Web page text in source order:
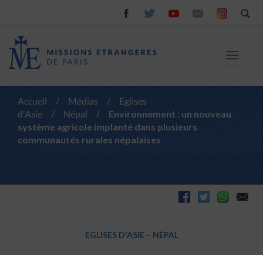
Toggle
Accueil / Médias /
Eglises
d'Asie
/ Népal /
Environnement : un nouveau
système agricole implanté dans plusieurs
communautés rurales népalaises
EGLISES D'ASIE – NÉPAL